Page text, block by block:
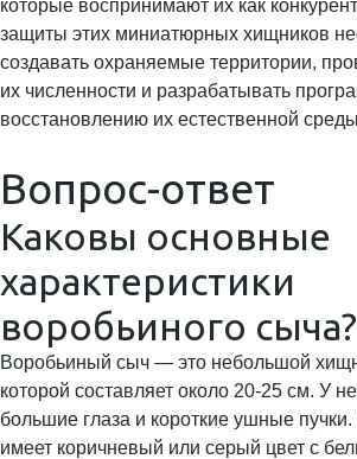
которые воспринимают их как
защиты этих миниатюрных хищников
создавать охраняемые территории,
их численности и разрабатывать
восстановлению их естественной
Вопрос-ответ
Каковы основные
характеристики
воробьиного сыча?
Воробьиный сыч — это небольшой
которой составляет около 20-25 см. У
большие глаза и короткие ушные
имеет коричневый или серый цвет с